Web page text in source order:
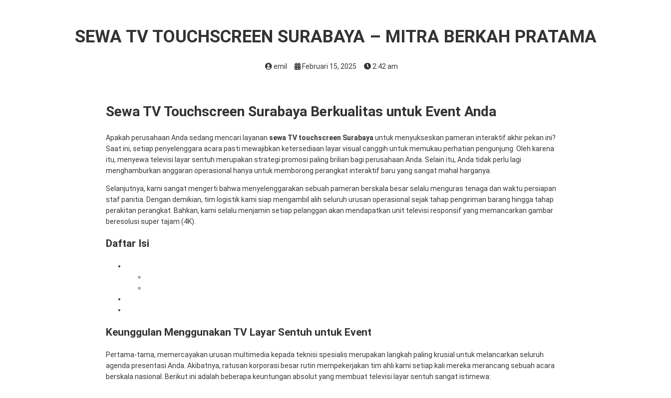
SEWA TV TOUCHSCREEN SURABAYA – MITRA BERKAH PRATAMA
emil Februari 15, 2025 2:42 am
Sewa TV Touchscreen Surabaya Berkualitas untuk Event Anda
Apakah perusahaan Anda sedang mencari layanan sewa TV touchscreen Surabaya untuk menyukseskan pameran interaktif akhir pekan ini?
Saat ini, setiap penyelenggara acara pasti mewajibkan ketersediaan layar visual canggih untuk memukau perhatian pengunjung. Oleh karena
itu, menyewa televisi layar sentuh merupakan strategi promosi paling brilian bagi perusahaan Anda. Selain itu, Anda tidak perlu lagi
menghamburkan anggaran operasional hanya untuk memborong perangkat interaktif baru yang sangat mahal harganya.
Selanjutnya, kami sangat mengerti bahwa menyelenggarakan sebuah pameran berskala besar selalu menguras tenaga dan waktu persiapan
staf panitia. Dengan demikian, tim logistik kami siap mengambil alih seluruh urusan operasional sejak tahap pengiriman barang hingga tahap
perakitan perangkat. Bahkan, kami selalu menjamin setiap pelanggan akan mendapatkan unit televisi responsif yang memancarkan gambar
beresolusi super tajam (4K).
Daftar Isi
Keunggulan Menggunakan TV Layar Sentuh untuk Event
Pertama-tama, memercayakan urusan multimedia kepada teknisi spesialis merupakan langkah paling krusial untuk melancarkan seluruh
agenda presentasi Anda. Akibatnya, ratusan korporasi besar rutin mempekerjakan tim ahli kami setiap kali mereka merancang sebuah acara
berskala nasional. Berikut ini adalah beberapa keuntungan absolut yang membuat televisi layar sentuh sangat istimewa: